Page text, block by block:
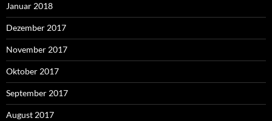
Januar 2018
Dezember 2017
November 2017
Oktober 2017
September 2017
August 2017